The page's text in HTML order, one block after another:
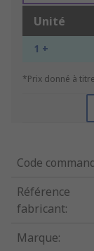
Unité
1 +
*Prix donné à
Code
Référence
fabricant:
Marque: